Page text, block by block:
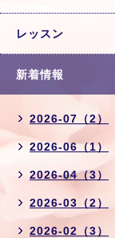
レッスン
新着情報
2026-07（2）
2026-06（1）
2026-04（3）
2026-03（2）
2026-02（3）